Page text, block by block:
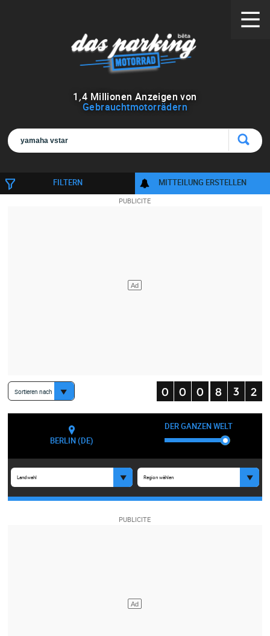
1 ,4 Millionen Anzeigen von
Gebrauchtmotorrädern
FILTERN MITTEILUNG ERSTELLEN
Sortieren nach
BERLIN (DE)
DER GANZEN WELT
Landwahl Region wählen